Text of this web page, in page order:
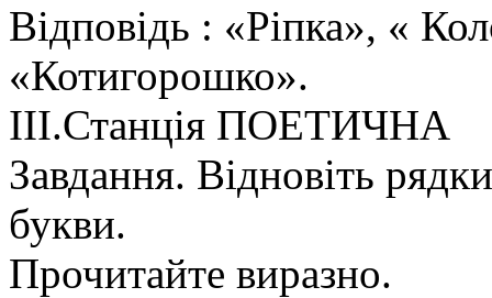
Відповідь : «Ріпка», «
«Котигорошко».
ΙΙΙ.Станція ПОЕТИЧНА
Завдання. Відновіть
букви.
Прочитайте виразно.